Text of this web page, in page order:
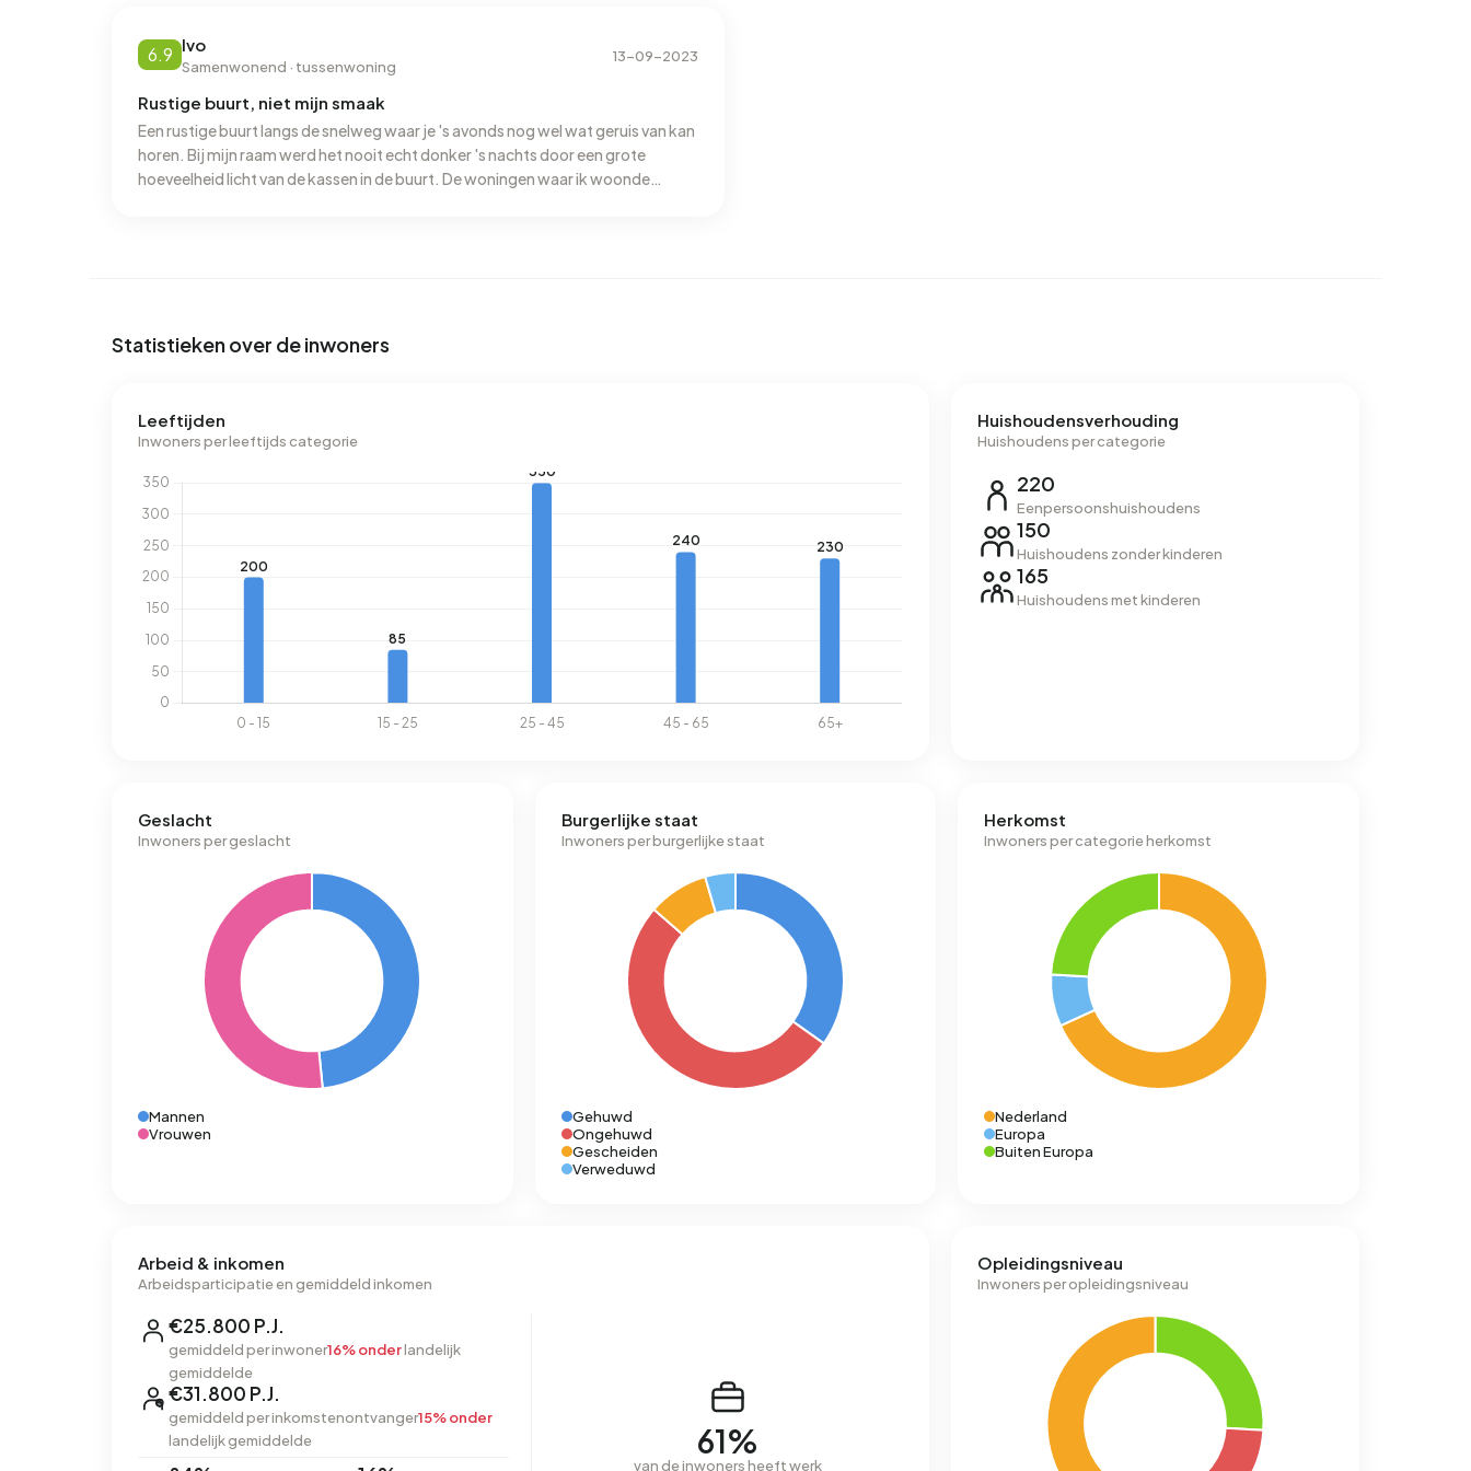
In Bomenwijk zijn er 526 adressen met een geregistreerd energielabel. De meest voorkomende labels zijn
A (36%), A++ (22%) en D (16%). Gemiddeld verbruikt een adres in Bomenwijk 3.180 kWh aan elektriciteit per
jaar. Dit ligt 13% boven het landelijke gemiddelde van 2.810 kWh. Met een jaarlijkse verbruik van 480 m³ per
adres ligt het aardgasverbruik 63% onder het landelijke gemiddelde van 1.280 m³.
6.9 Ivo
Samenwonend · tussenwoning
13-09-2023
Rustige buurt, niet mijn smaak
Een rustige buurt langs de snelweg waar je 's avonds nog wel wat geruis van kan
horen. Bij mijn raam werd het nooit echt donker 's nachts door een grote
hoeveelheid licht van de kassen in de buurt. De woningen waar ik woonde
Statistieken over de inwoners
Leeftijden
Inwoners per leeftijds categorie
Huishoudensverhouding
Huishoudens per categorie
220
Eenpersoonshuishoudens
150
Huishoudens zonder kinderen
165
Huishoudens met kinderen
Geslacht
Inwoners per geslacht
Mannen
Vrouwen
Burgerlijke staat
Inwoners per burgerlijke staat
Gehuwd
Ongehuwd
Gescheiden
Verweduwd
Herkomst
Inwoners per categorie herkomst
Nederland
Europa
Buiten Europa
Arbeid & inkomen
Arbeidsparticipatie en gemiddeld inkomen
€25.800 P.J.
gemiddeld per inwoner16% onderlandelijk
gemiddelde
€31.800 P.J.
gemiddeld per inkomstenontvanger15% onder
landelijk gemiddelde
61%
van de inwoners heeft werk
Opleidingsniveau
Inwoners per opleidingsniveau